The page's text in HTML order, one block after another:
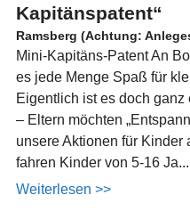
Kapitänspatent“
Ramsberg (Achtung:
Mini-Kapitäns-Patent An
es jede Menge Spaß für
Eigentlich ist es doch ganz
– Eltern möchten
unsere Aktionen für Kinder
fahren Kinder von 5-16 Ja...
Weiterlesen >>